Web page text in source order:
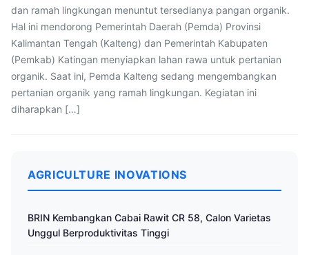
dan ramah lingkungan menuntut tersedianya pangan organik.
Hal ini mendorong Pemerintah Daerah (Pemda) Provinsi
Kalimantan Tengah (Kalteng) dan Pemerintah Kabupaten
(Pemkab) Katingan menyiapkan lahan rawa untuk pertanian
organik. Saat ini, Pemda Kalteng sedang mengembangkan
pertanian organik yang ramah lingkungan. Kegiatan ini
diharapkan […]
AGRICULTURE INOVATIONS
BRIN Kembangkan Cabai Rawit CR 58, Calon Varietas
Unggul Berproduktivitas Tinggi